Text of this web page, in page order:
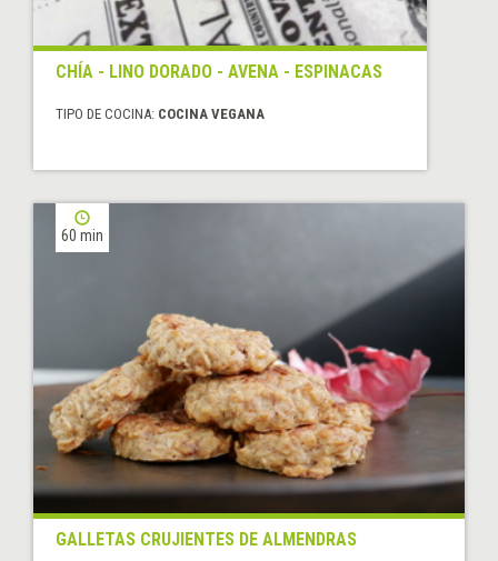
CHÍA - LINO DORADO - AVENA - ESPINACAS
TIPO DE COCINA: COCINA VEGANA
60 min
GALLETAS CRUJIENTES DE ALMENDRAS